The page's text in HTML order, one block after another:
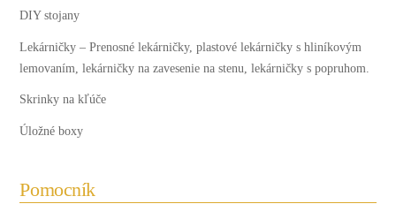
DIY stojany
Lekárničky –Prenosné lekárničky, plastové lekárničky s hliníkovým
lemovaním, lekárničky na zavesenie na stenu, lekárničky s popruhom.
Skrinky na kľúče
Úložné boxy
Pomocník